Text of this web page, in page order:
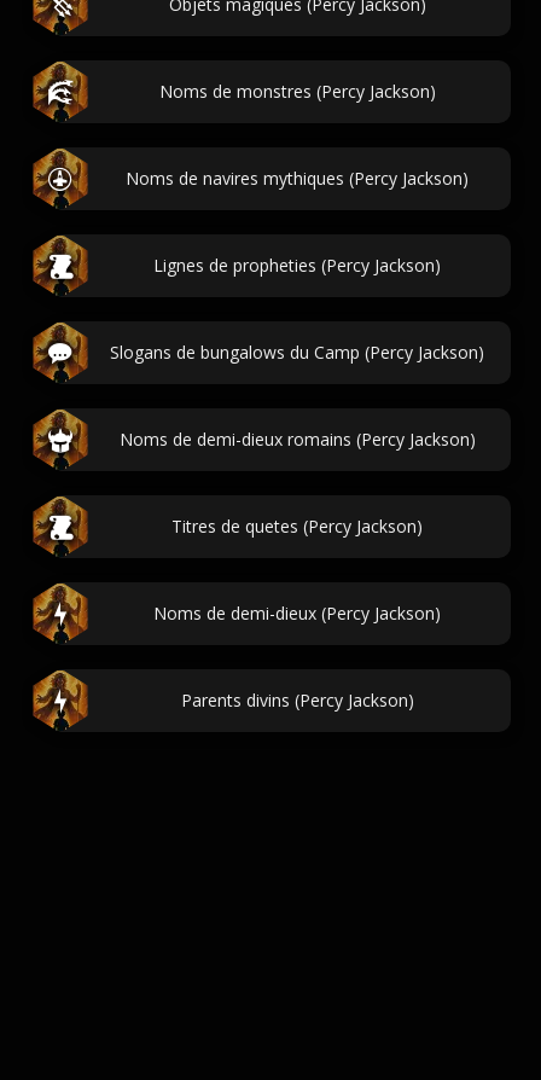
Noms de monstres (Percy Jackson)
Noms de navires mythiques (Percy Jackson)
Lignes de propheties (Percy Jackson)
Slogans de bungalows du Camp (Percy Jackson)
Noms de demi-dieux romains (Percy Jackson)
Titres de quetes (Percy Jackson)
Noms de demi-dieux (Percy Jackson)
Parents divins (Percy Jackson)